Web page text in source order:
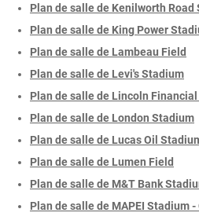
Plan de salle de Kenilworth Road
Plan de salle de King Power
Plan de salle de Lambeau Field
Plan de salle de Levi's Stadium
Plan de salle de Lincoln Financial
Plan de salle de London Stadium
Plan de salle de Lucas Oil
Plan de salle de Lumen Field
Plan de salle de M&T Bank
Plan de salle de MAPEI Stadium